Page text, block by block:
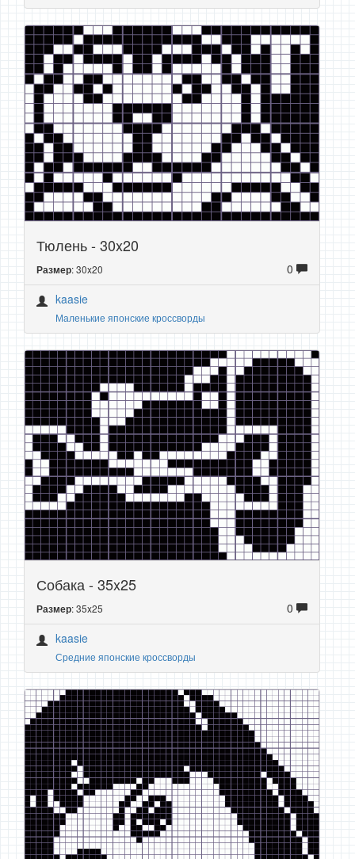
Тюлень - 30x20
Размер: 30x20
0
kaasie
Маленькие японские кроссворды
Собака - 35x25
Размер: 35x25
0
kaasie
Средние японские кроссворды